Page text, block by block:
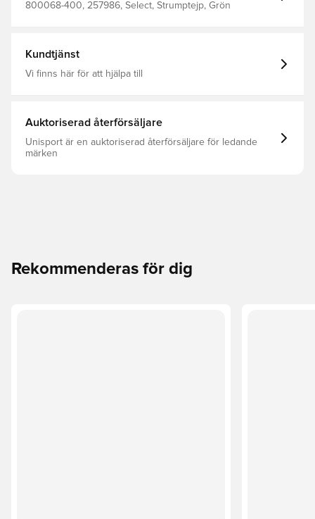
800068-400, 257986, Select, Strumptejp, Grön
Kundtjänst
Vi finns här för att hjälpa till
Auktoriserad återförsäljare
Unisport är en auktoriserad återförsäljare för ledande
märken
Rekommenderas för dig